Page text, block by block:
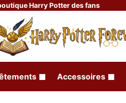
Harry Potter des fans
Accessoires